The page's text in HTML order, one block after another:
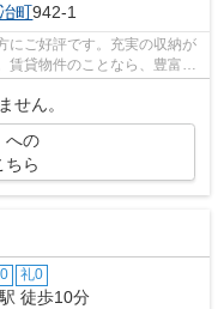
町942-1
にご好評です。充実の収納が
賃貸物件のことなら、豊富な
せん。
への
ちら
礼0
駅 徒歩10分